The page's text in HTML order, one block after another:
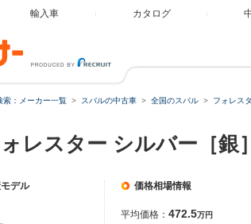
輸入車 カタログ
索：メーカー一覧 スバルの中古車 全国のスバル フォレス
レスター シルバー［銀
デル 価格相場情報
平均価格： 472.5万円